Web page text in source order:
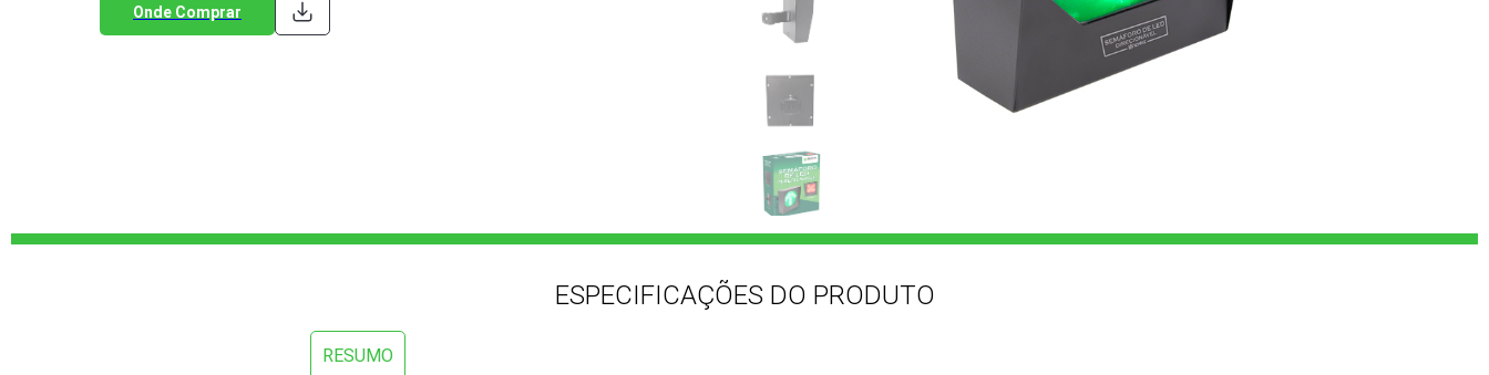
Onde Comprar
ESPECIFICAÇÕES DO PRODUTO
RESUMO